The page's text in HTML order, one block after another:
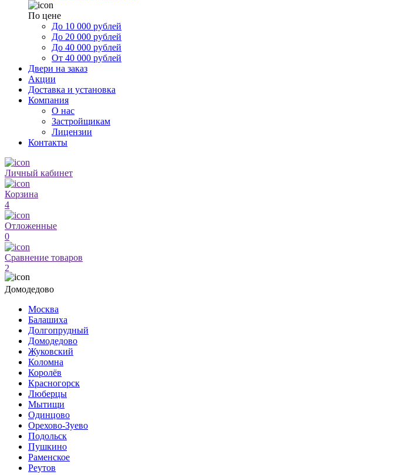
По цене
До 10 000 рублей
До 20 000 рублей
До 40 000 рублей
От 40 000 рублей
Двери на заказ
Акции
Доставка и установка
Компания
О нас
Застройщикам
Лицензии
Контакты
Личный кабинет
Корзина
4
Отложенные
0
Сравнение товаров
2
Домодедово
Москва
Балашиха
Долгопрудный
Домодедово
Жуковский
Коломна
Королёв
Красногорск
Люберцы
Мытищи
Одинцово
Орехово-Зуево
Подольск
Пушкино
Раменское
Реутов